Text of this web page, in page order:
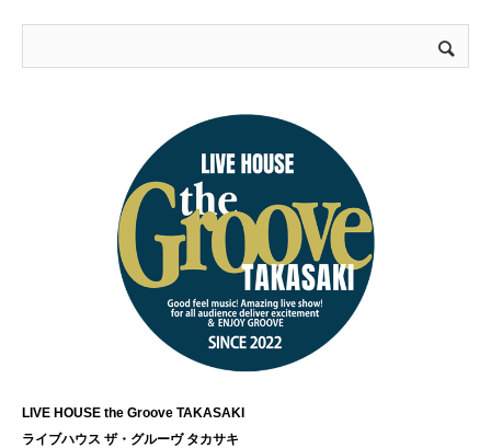
LIVE HOUSE the Groove TAKASAKI
ライブハウス ザ・グルーヴ タカサキ